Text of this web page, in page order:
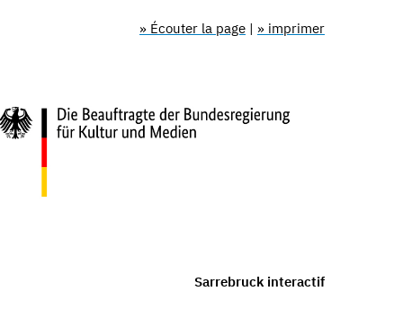
» Écouter la page | » imprimer
Sarrebruck interactif